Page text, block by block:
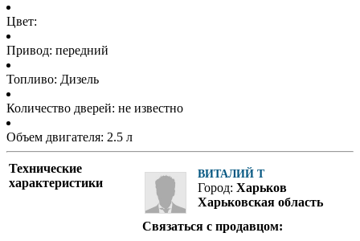
Цвет:
Привод: передний
Топливо: Дизель
Количество дверей: не известно
Объем двигателя: 2.5 л
Технические
характеристики
ВИТАЛИЙ Т
Город: Харьков
Харьковская область
Связаться с продавцом: